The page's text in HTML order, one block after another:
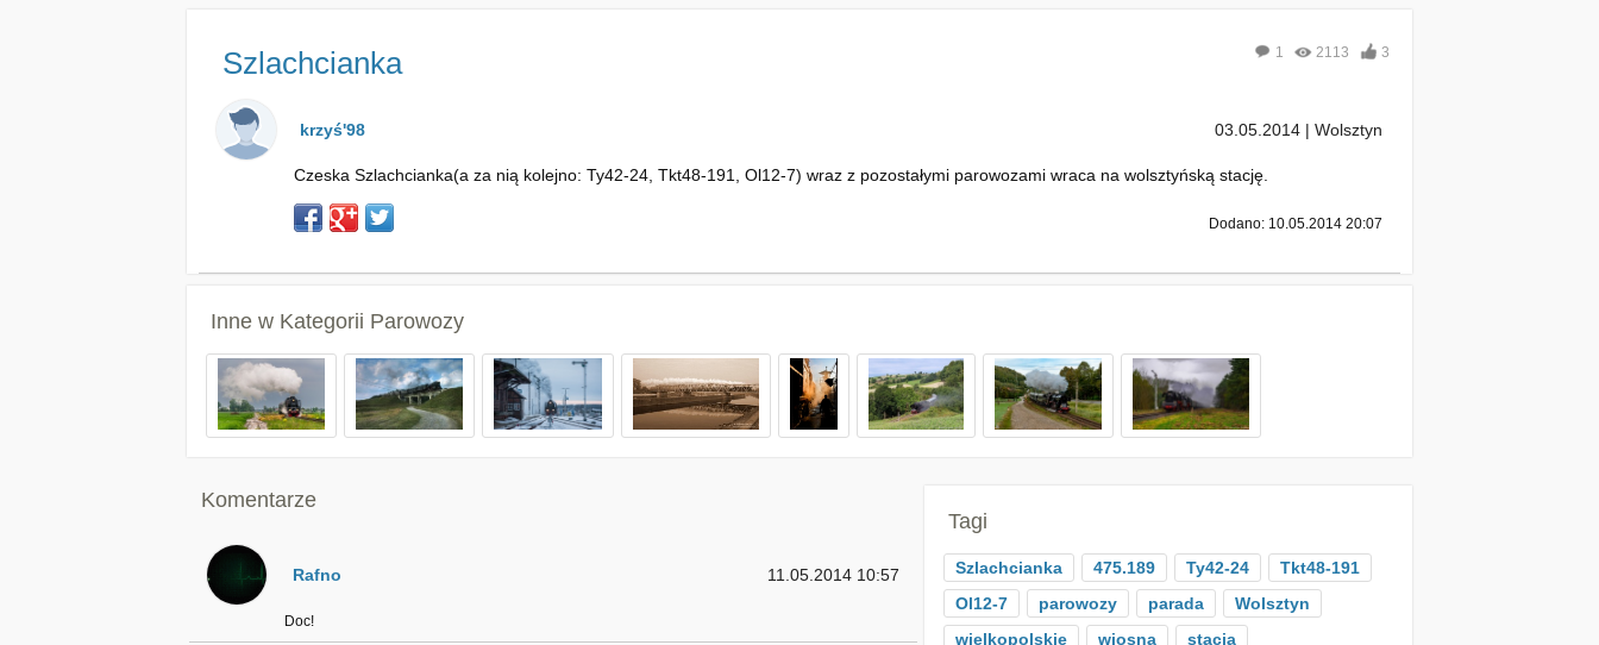
Szlachcianka 1 2113 3
krzyś'98 03.05.2014 | Wolsztyn
Czeska Szlachcianka(a za nią kolejno: Ty42-24, Tkt48-191, Ol12-7) wraz z pozostałymi parowozami wraca na wolsztyńską stację.
Dodano: 10.05.2014 20:07
Inne w Kategorii Parowozy
Komentarze
Rafno 11.05.2014 10:57
Doc!
Tagi
Szlachcianka 475.189 Ty42-24
Tkt48-191
Ol12-7
parowozy parada
Wolsztyn
wielkopolskie
wiosna stacja